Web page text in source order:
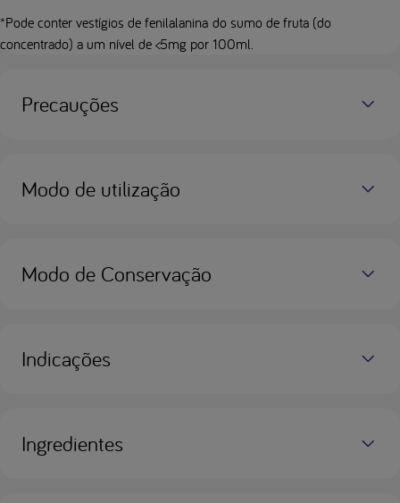
*Pode conter vestígios de fenilalanina do sumo de fruta (do
concentrado) a um nível de <5mg por 100ml.
Precauções
Modo de utilização
Modo de Conservação
Indicações
Ingredientes